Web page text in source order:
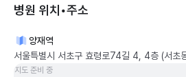
병원 위치•주소
양재역
서울특별시 서초구 효령로74길 4, 4층 (서초
지도 준비 중